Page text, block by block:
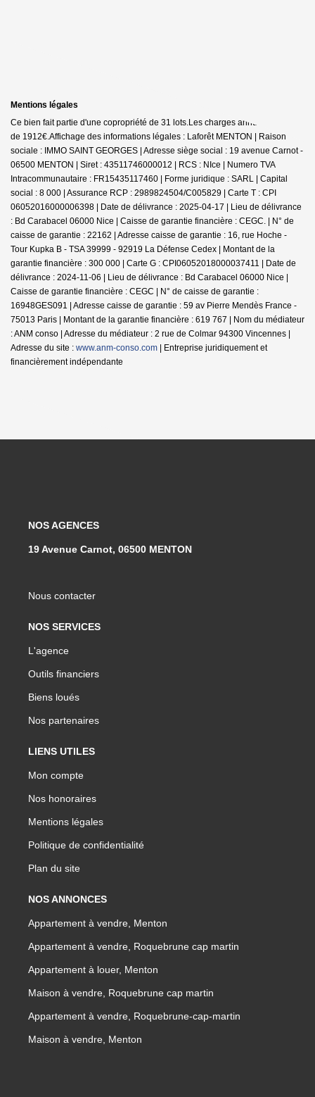
Mentions légales
Ce bien fait partie d'une copropriété de 31 lots.Les charges annuelles sont
de 1912€.Affichage des informations légales : Laforêt MENTON | Raison
sociale : IMMO SAINT GEORGES | Adresse siège social : 19 avenue Carnot -
06500 MENTON | Siret : 43511746000012 | RCS : NIce | Numero TVA
Intracommunautaire : FR15435117460 | Forme juridique : SARL | Capital
social : 8 000 | Assurance RCP : 2989824504/C005829 | Carte T : CPI
06052016000006398 | Date de délivrance : 2025-04-17 | Lieu de délivrance
: Bd Carabacel 06000 Nice | Caisse de garantie financière : CEGC. | N° de
caisse de garantie : 22162 | Adresse caisse de garantie : 16, rue Hoche -
Tour Kupka B - TSA 39999 - 92919 La Défense Cedex | Montant de la
garantie financière : 300 000 | Carte G : CPI06052018000037411 | Date de
délivrance : 2024-11-06 | Lieu de délivrance : Bd Carabacel 06000 Nice |
Caisse de garantie financière : CEGC | N° de caisse de garantie :
16948GES091 | Adresse caisse de garantie : 59 av Pierre Mendès France -
75013 Paris | Montant de la garantie financière : 619 767 | Nom du médiateur
: ANM conso | Adresse du médiateur : 2 rue de Colmar 94300 Vincennes |
Adresse du site : www.anm-conso.com | Entreprise juridiquement et
financièrement indépendante
NOS AGENCES
19 Avenue Carnot, 06500 MENTON
Nous contacter
NOS SERVICES
L'agence
Outils financiers
Biens loués
Nos partenaires
LIENS UTILES
Mon compte
Nos honoraires
Mentions légales
Politique de confidentialité
Plan du site
NOS ANNONCES
Appartement à vendre, Menton
Appartement à vendre, Roquebrune cap martin
Appartement à louer, Menton
Maison à vendre, Roquebrune cap martin
Appartement à vendre, Roquebrune-cap-martin
Maison à vendre, Menton